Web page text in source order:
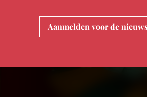
Aanmelden voor de